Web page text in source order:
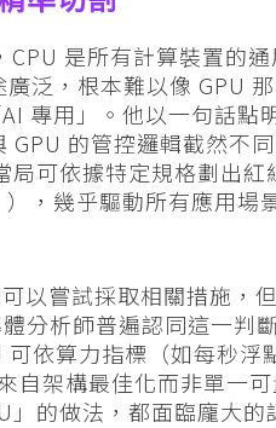
是所有計算裝置的
泛，根本難以像 GPU
專用」。他以一句話點
GPU 的管控邏輯截然
可依據特定規格劃出紅
，幾乎驅動所有應用場
以嘗試採取相關措施，
分析師普遍認同這一判
依算力指標（如每秒浮
自架構最佳化而非單一
的做法，都面臨龐大的